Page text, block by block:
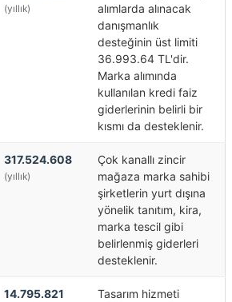
(yıllık)
alımlarda alınacak
danışmanlık
desteğinin üst limiti
36.993.64 TL'dir.
Marka alımında
kullanılan kredi faiz
giderlerinin belirli bir
kısmı da desteklenir.
317.524.608
(yıllık)
Çok kanallı zincir
mağaza marka sahibi
şirketlerin yurt dışına
yönelik tanıtım, kira,
marka tescil gibi
belirlenmiş giderleri
desteklenir.
14.795.821
Tasarım hizmeti